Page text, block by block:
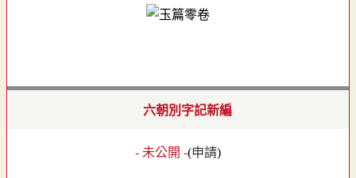
六朝別字記新編
- 未公開 -(申請)